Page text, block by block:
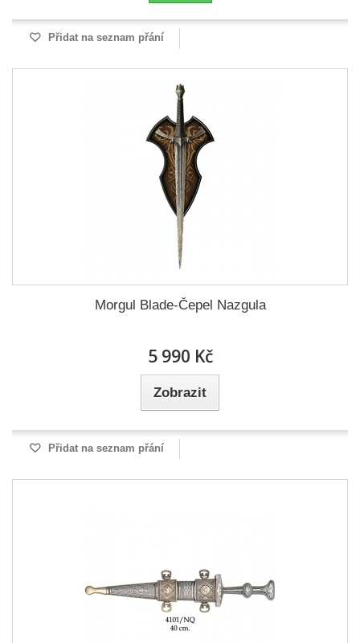
Přidat na seznam přání
Morgul Blade-Čepel Nazgula
5 990 Kč
Zobrazit
Přidat na seznam přání